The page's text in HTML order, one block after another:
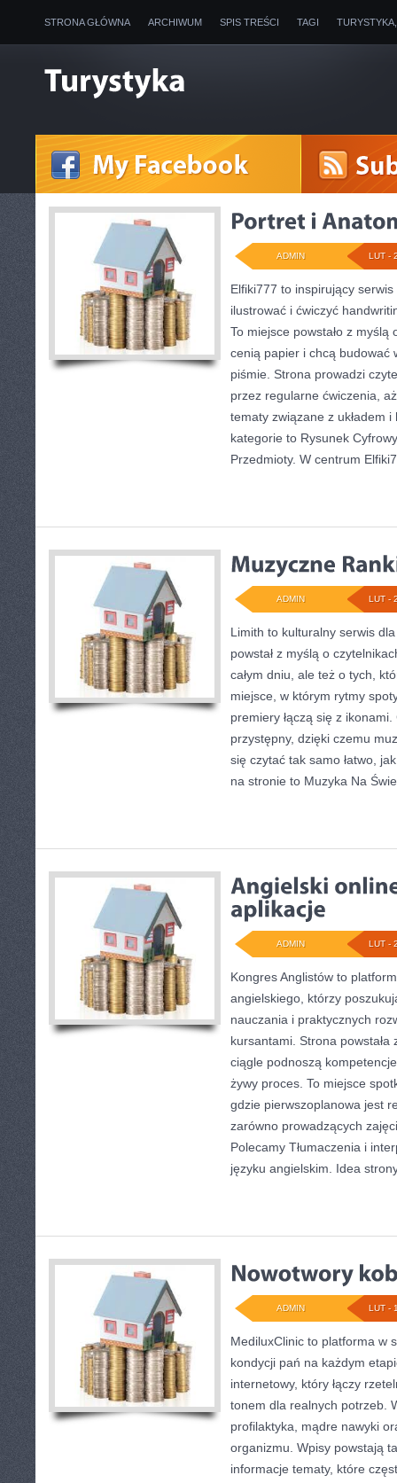
STRONA GŁÓWNA ARCHIWUM SPIS TREŚCI TAGI
LUT -
ADMIN
Elfiki777 to inspirujący
ilustrować i ćwiczyć
To miejsce powstało z
cenią papier i chcą budować
piśmie. Strona prowadzi
przez regularne ćwiczenia,
tematy związane z układem
kategorie to Rysunek
Przedmioty. W centrum
LUT -
ADMIN
Limith to kulturalny serwis
powstał z myślą o
całym dniu, ale też o tych,
miejsce, w którym rytmy
premiery łączą się z
przystępny, dzięki czemu
się czytać tak samo łatwo,
na stronie to Muzyka Na
LUT -
ADMIN
Kongres Anglistów to
angielskiego, którzy
nauczania i praktycznych
kursantami. Strona
ciągle podnoszą
żywy proces. To miejsce
gdzie pierwszoplanowa jest
zarówno prowadzących
Polecamy Tłumaczenia i
języku angielskim. Idea
LUT -
ADMIN
MediluxClinic to platforma w
kondycji pań na każdym
internetowy, który łączy
tonem dla realnych potrzeb.
profilaktyka, mądre nawyki
organizmu. Wpisy powstają
informacje tematy, które